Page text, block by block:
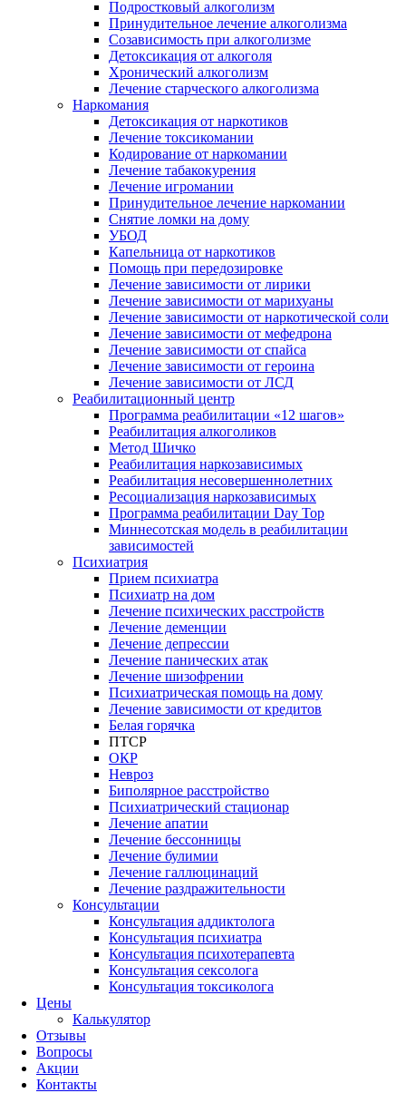
Подростковый алкоголизм
Принудительное лечение алкоголизма
Созависимость при алкоголизме
Детоксикация от алкоголя
Хронический алкоголизм
Лечение старческого алкоголизма
Наркомания
Детоксикация от наркотиков
Лечение токсикомании
Кодирование от наркомании
Лечение табакокурения
Лечение игромании
Принудительное лечение наркомании
Снятие ломки на дому
УБОД
Капельница от наркотиков
Помощь при передозировке
Лечение зависимости от лирики
Лечение зависимости от марихуаны
Лечение зависимости от наркотической соли
Лечение зависимости от мефедрона
Лечение зависимости от спайса
Лечение зависимости от героина
Лечение зависимости от ЛСД
Реабилитационный центр
Программа реабилитации «12 шагов»
Реабилитация алкоголиков
Метод Шичко
Реабилитация наркозависимых
Реабилитация несовершеннолетних
Ресоциализация наркозависимых
Программа реабилитации Day Top
Миннесотская модель в реабилитации
зависимостей
Психиатрия
Прием психиатра
Психиатр на дом
Лечение психических расстройств
Лечение деменции
Лечение депрессии
Лечение панических атак
Лечение шизофрении
Психиатрическая помощь на дому
Лечение зависимости от кредитов
Белая горячка
ПТСР
ОКР
Невроз
Биполярное расстройство
Психиатрический стационар
Лечение апатии
Лечение бессонницы
Лечение булимии
Лечение галлюцинаций
Лечение раздражительности
Консультации
Консультация аддиктолога
Консультация психиатра
Консультация психотерапевта
Консультация сексолога
Консультация токсиколога
Цены
Калькулятор
Отзывы
Вопросы
Акции
Контакты